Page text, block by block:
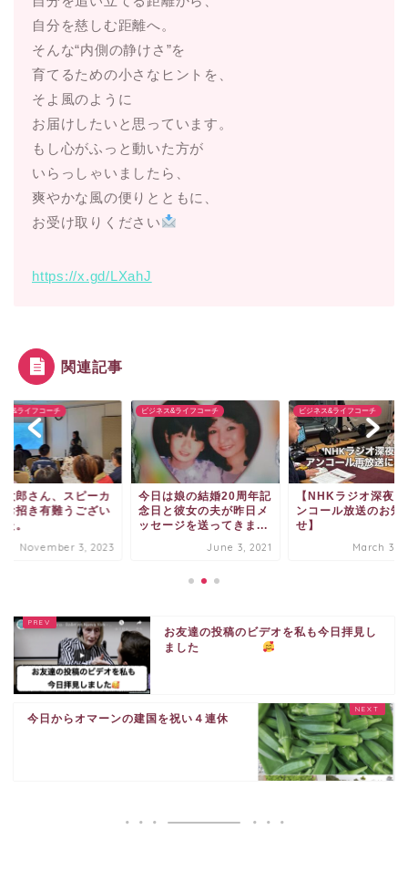
自分を慈しむ距離へ。
そんな“内側の静けさ”を
育てるための小さなヒントを、
そよ風のように
お届けしたいと思っています。
もし心がふっと動いた方が
いらっしゃいましたら、
爽やかな風の便りとともに、
お受け取りください
https://x.gd/LXahJ
関連記事
ス&ライフコーチ
太郎さん、スピーカ
お招き有難うござい
。
November 3, 2023
ビジネス&ライフコーチ
今日は娘の結婚20周年記
念日と彼女の夫が昨日メ
ッセージを送ってきま...
June 3, 2021
ビジネス&ライフコーチ
【NHKラジオ深夜
ンコール放送のお知
せ】
March 30,
お友達の投稿のビデオを私も今日拝見し
ました
今日からオマーンの建国を祝い４連休